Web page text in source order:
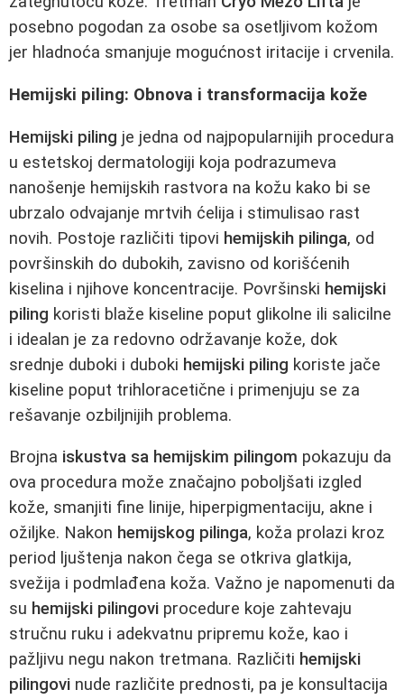
posebno pogodan za osobe sa osetljivom kožom
jer hladnoća smanjuje mogućnost iritacije i crvenila.
Hemijski piling: Obnova i transformacija kože
Hemijski piling je jedna od najpopularnijih procedura
u estetskoj dermatologiji koja podrazumeva
nanošenje hemijskih rastvora na kožu kako bi se
ubrzalo odvajanje mrtvih ćelija i stimulisao rast
novih. Postoje različiti tipovi hemijskih pilinga, od
površinskih do dubokih, zavisno od korišćenih
kiselina i njihove koncentracije. Površinski hemijski
piling koristi blaže kiseline poput glikolne ili salicilne
i idealan je za redovno održavanje kože, dok
srednje duboki i duboki hemijski piling koriste jače
kiseline poput trihloracetične i primenjuju se za
rešavanje ozbiljnijih problema.
Brojna iskustva sa hemijskim pilingom pokazuju da
ova procedura može značajno poboljšati izgled
kože, smanjiti fine linije, hiperpigmentaciju, akne i
ožiljke. Nakon hemijskog pilinga, koža prolazi kroz
period ljuštenja nakon čega se otkriva glatkija,
svežija i podmlađena koža. Važno je napomenuti da
su hemijski pilingovi procedure koje zahtevaju
stručnu ruku i adekvatnu pripremu kože, kao i
pažljivu negu nakon tretmana. Različiti hemijski
pilingovi nude različite prednosti, pa je konsultacija